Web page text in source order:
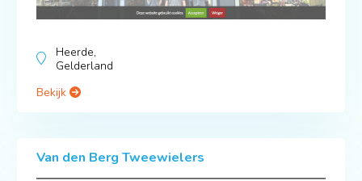
Heerde,
Gelderland
Bekijk
Van den Berg Tweewielers